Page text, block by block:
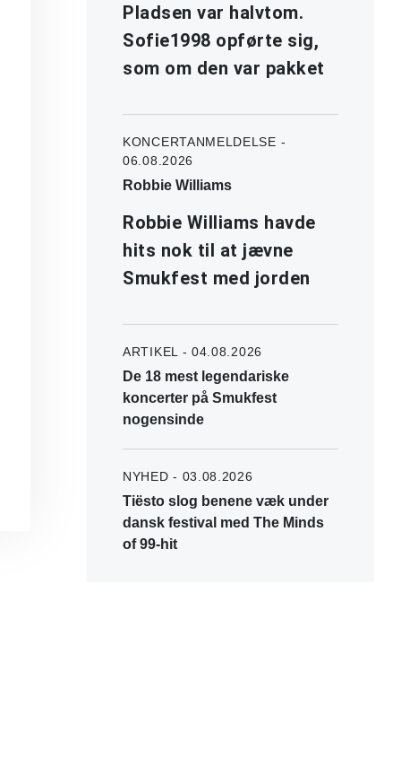
Pladsen var halvtom.
Sofie1998 opførte sig,
som om den var pakket
KONCERTANMELDELSE -
06.08.2026
Robbie Williams
Robbie Williams havde
hits nok til at jævne
Smukfest med jorden
ARTIKEL - 04.08.2026
De 18 mest legendariske
koncerter på Smukfest
nogensinde
NYHED - 03.08.2026
Tiësto slog benene væk under
dansk festival med The Minds
of 99-hit